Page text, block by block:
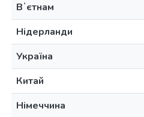
Вʼєтнам
Нідерланди
Україна
Китай
Німеччина